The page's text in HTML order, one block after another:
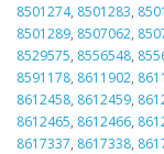
8501274, 8501283,
8501289, 8507062,
8529575, 8556548,
8591178, 8611902,
8612458, 8612459,
8612465, 8612466,
8617337, 8617338,